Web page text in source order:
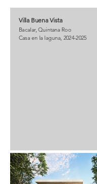
Villa Buena Vista
Bacalar, Quintana Roo
Casa en la laguna, 2024-2025